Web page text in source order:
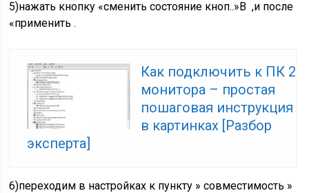
5)нажать кнопку «сменить состояние кноп..»В ,и после
«применить .
Как подключить к ПК 2
монитора – простая
пошаговая инструкция
в картинках [Разбор
эксперта]
6)переходим в настройках к пункту » совместимость »